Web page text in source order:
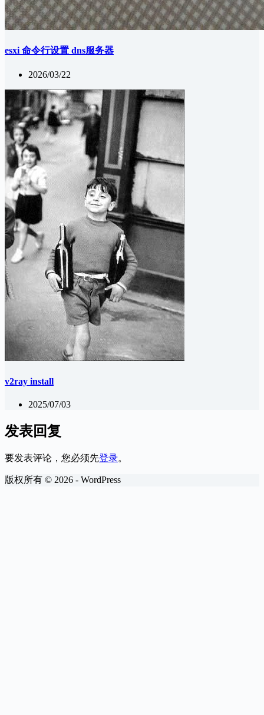
esxi 命令行设置 dns服务器
2026/03/22
v2ray install
2025/07/03
发表回复
要发表评论，您必须先登录。
版权所有 © 2026 - WordPress